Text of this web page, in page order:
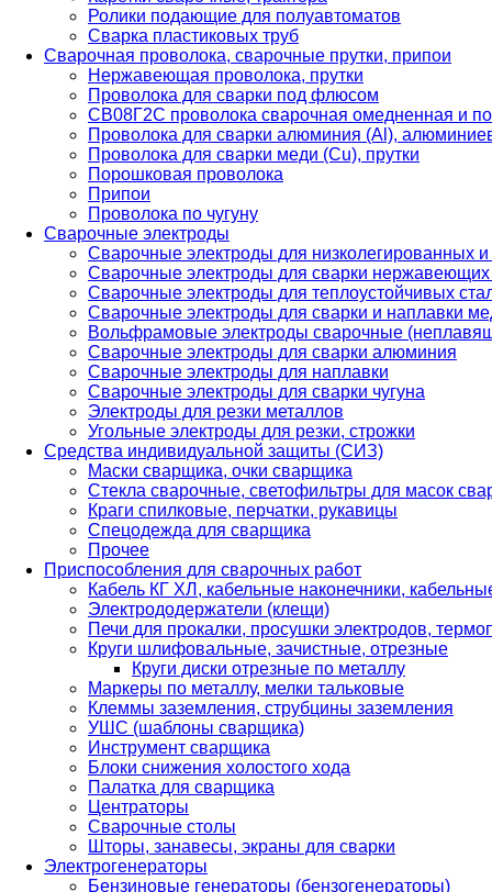
Ролики подающие для полуавтоматов
Сварка пластиковых труб
Сварочная проволока, сварочные прутки, припои
Нержавеющая проволока, прутки
Проволока для сварки под флюсом
СВ08Г2С проволока сварочная омедненная и
Проволока для сварки алюминия (Al),
Проволока для сварки меди (Cu), прутки
Порошковая проволока
Припои
Проволока по чугуну
Сварочные электроды
Сварочные электроды для низколегированных и
Сварочные электроды для сварки
Сварочные электроды для теплоустойчивых
Сварочные электроды для сварки и наплавки
Вольфрамовые электроды сварочные
Сварочные электроды для сварки алюминия
Сварочные электроды для наплавки
Сварочные электроды для сварки чугуна
Электроды для резки металлов
Угольные электроды для резки, строжки
Средства индивидуальной защиты (СИЗ)
Маски сварщика, очки сварщика
Стекла сварочные, светофильтры для масок
Краги спилковые, перчатки, рукавицы
Спецодежда для сварщика
Прочее
Приспособления для сварочных работ
Кабель КГ ХЛ, кабельные наконечники,
Электрододержатели (клещи)
Печи для прокалки, просушки электродов,
Круги шлифовальные, зачистные, отрезные
Круги диски отрезные по металлу
Маркеры по металлу, мелки тальковые
Клеммы заземления, струбцины заземления
УШС (шаблоны сварщика)
Инструмент сварщика
Блоки снижения холостого хода
Палатка для сварщика
Центраторы
Сварочные столы
Шторы, занавесы, экраны для сварки
Электрогенераторы
Бензиновые генераторы (бензогенераторы)